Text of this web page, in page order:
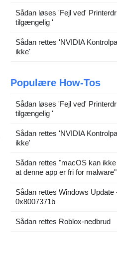
Sådan løses 'Fejl ved'
tilgængelig '
Sådan rettes 'NVIDIA
ikke'
Populære How-Tos
Sådan løses 'Fejl ved'
tilgængelig '
Sådan rettes 'NVIDIA
ikke'
Sådan rettes "macOS kan
at denne app er fri for malware"
Sådan rettes Windows Update
0x8007371b
Sådan rettes Roblox-nedbrud